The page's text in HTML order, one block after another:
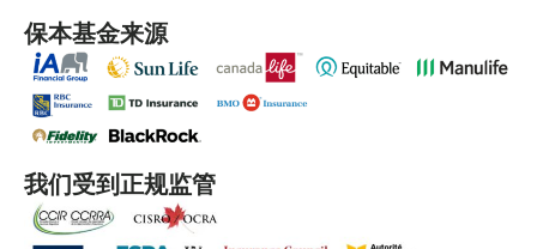
保本基金来源
我们受到正规监管